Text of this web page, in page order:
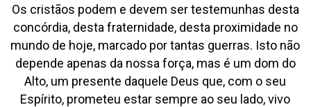
Os cristãos podem e devem ser testemunhas desta
concórdia, desta fraternidade, desta proximidade no
mundo de hoje, marcado por tantas guerras. Isto não
depende apenas da nossa força, mas é um dom do
Alto, um presente daquele Deus que, com o seu
Espírito, prometeu estar sempre ao seu lado, vivo